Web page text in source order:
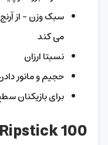
سبک وزن – از
می کند
نسبتا ارزان
حجیم و مانور
برای بازیکنان
100